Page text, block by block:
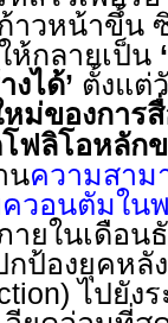
าวหน้าขึ้น
ห้กลายเป็น ‘
งได้’ ตั้งแต่
ม่ของการ
ฟลิโอหลัก
นความสาม
วอนตัมใน
ายในเดือน
กป้องยุคหลั
ไปยัง